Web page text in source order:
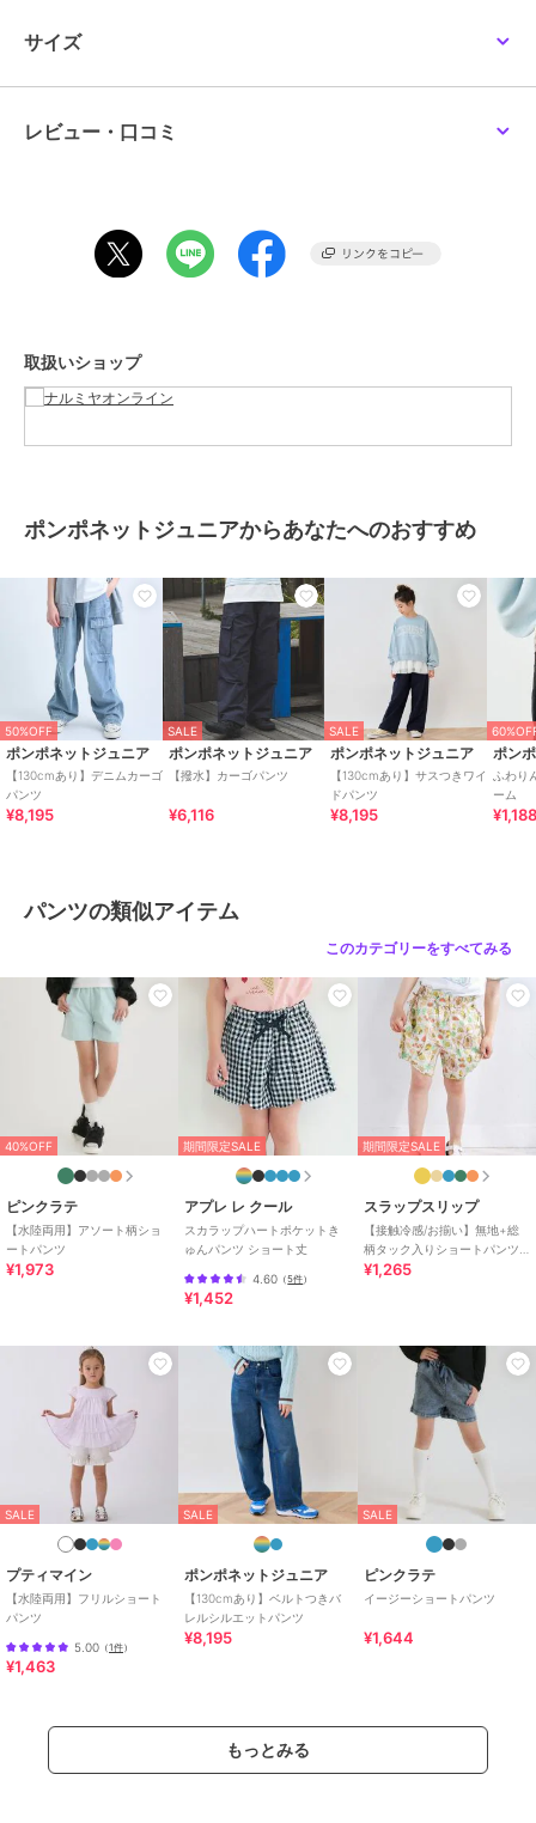
黒：モデル身長：152cm 着用サイズ：L(160cm)
すべてのパンツ ／ パンツ
サックス、薄ベージュ、黒
素材
お手入れ
洗濯方法は商品タグをご確認くだ
サイズ
レビュー・口コミ
取扱いショップ
ポンポネットジュニアからあなたへのおすすめ
50%OFF
ポンポネットジュニア
【130cmあり】デニムカーゴ
パンツ
¥8,195
SALE
ポンポネットジュニア
【撥水】カーゴパンツ
¥6,116
SALE
ポンポネットジュニア
【130cmあり】サスつきワイ
ドパンツ
¥8,195
ポン
ふわり
ーム
パンツの類似アイテム
このカテゴリーをすべてみる
40%OFF
ピンクラテ
【水陸両用】アソート柄ショ
ートパンツ
¥1,973
期間限定SALE
アプレ レ クール
スカラップハートポケットき
ゅんパンツ ショート丈
4.60 （5件）
¥1,452
期間限定SALE
スラップスリップ
【接触冷感/お揃い】無地+総
柄タック入りショートパンツ
(90~130cm)
¥1,265
SALE
プティマイン
【水陸両用】フリルショート
パンツ
5.00 （1件）
¥1,463
SALE
ポンポネットジュニア
【130cmあり】ベルトつきバ
レルシルエットパンツ
¥8,195
SALE
ピンクラテ
イージーショートパンツ
¥1,644
もっとみる